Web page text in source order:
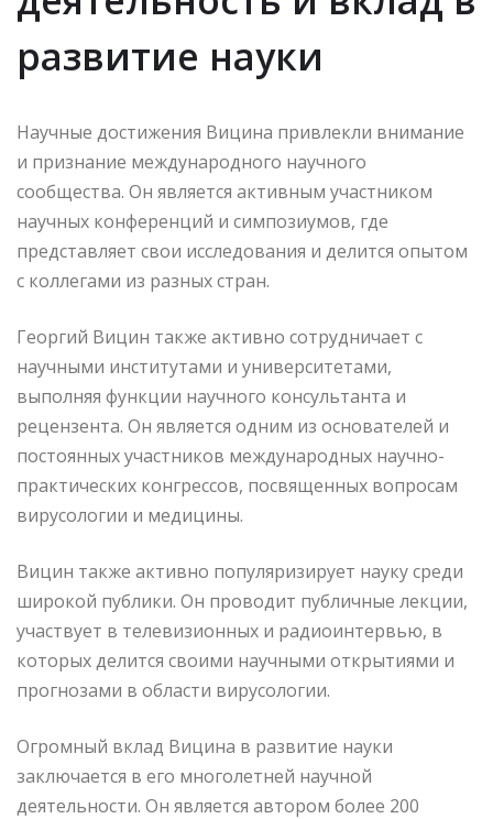
развитие науки
Научные достижения Вицина привлекли внимание
и признание международного научного
сообщества. Он является активным участником
научных конференций и симпозиумов, где
представляет свои исследования и делится опытом
с коллегами из разных стран.
Георгий Вицин также активно сотрудничает с
научными институтами и университетами,
выполняя функции научного консультанта и
рецензента. Он является одним из основателей и
постоянных участников международных научно-
практических конгрессов, посвященных вопросам
вирусологии и медицины.
Вицин также активно популяризирует науку среди
широкой публики. Он проводит публичные лекции,
участвует в телевизионных и радиоинтервью, в
которых делится своими научными открытиями и
прогнозами в области вирусологии.
Огромный вклад Вицина в развитие науки
заключается в его многолетней научной
деятельности. Он является автором более 200